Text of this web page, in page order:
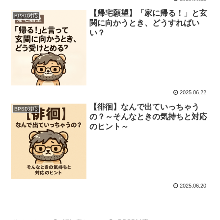
BPSD対応
【帰宅願望】「家に帰る！」と玄
関に向かうとき、どうすればい
い？
2025.06.22
BPSD対応
【徘徊】なんで出ていっちゃう
の？～そんなときの気持ちと対応
のヒント～
2025.06.20